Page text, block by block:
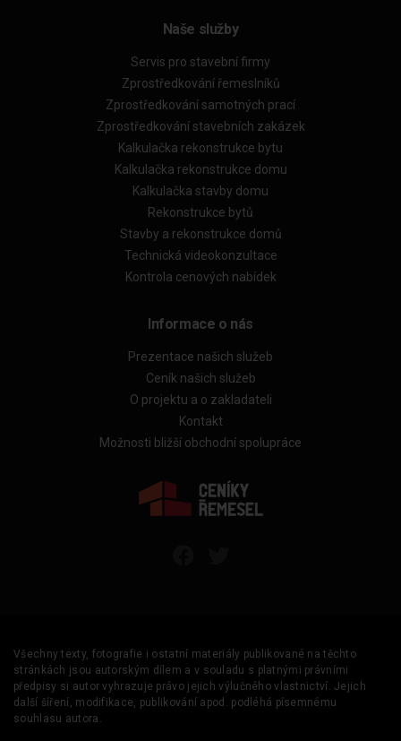
Naše služby
Servis pro stavební firmy
Zprostředkování řemeslníků
Zprostředkování samotných prací
Zprostředkování stavebních zakázek
Kalkulačka rekonstrukce bytu
Kalkulačka rekonstrukce domu
Kalkulačka stavby domu
Rekonstrukce bytů
Stavby a rekonstrukce domů
Technická videokonzultace
Kontrola cenových nabídek
Informace o nás
Prezentace našich služeb
Ceník našich služeb
O projektu a o zakladateli
Kontakt
Možnosti bližší obchodní spolupráce
Všechny texty, fotografie i ostatní materiály publikované na těchto
stránkách jsou autorským dílem a v souladu s platnými právními
předpisy si autor vyhrazuje právo jejich výlučného vlastnictví. Jejich
další šíření, modifikace, publikování apod. podléhá písemnému
souhlasu autora.